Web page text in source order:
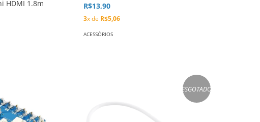
HDMI 1.8m
R$13,90
3x de R$5,06
ACESSÓRIOS
ESGOTADO